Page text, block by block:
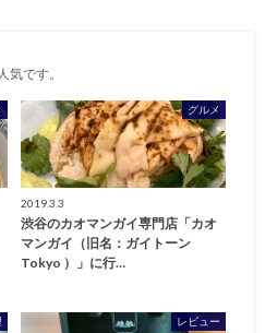
気です。
グルメ
2019.3.3
渋谷のカオマンガイ専門店「カオ
マンガイ（旧名：ガイトーン
Tokyo ）」に行…
レビュー